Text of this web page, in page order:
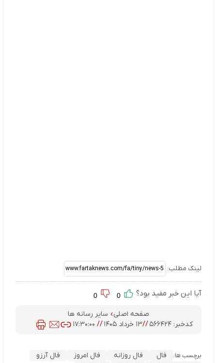
لینک مطلب:
آیا این خبر مفید بود؟
صفحه اصلی
سایر رسانه ها
کدخبر: ۵۶۶۴۲۴ //۱۳ خرداد ۱۴۰۵ // ۱۷:۳۰:۰۰
برچسب ها: فال فال روزانه فال امروز
فال آرزو